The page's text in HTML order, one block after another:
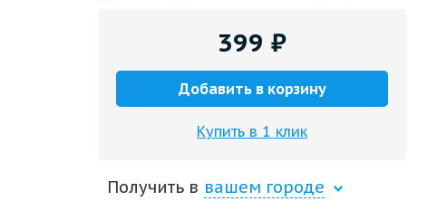
399 ₽
Добавить в корзину
Купить в 1 клик
Получить в вашем городе